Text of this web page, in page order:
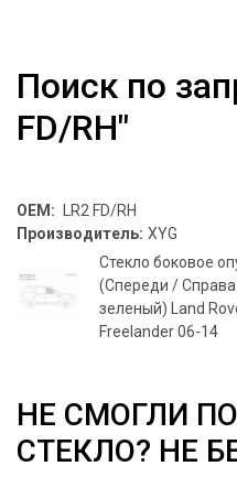
Поиск по
FD/RH"
OEM:
LR2 FD/RH
Производитель: XYG
Стекло боковое
(Спереди /
зеленый) Land
Freelander 06-14
НЕ СМОГЛИ
СТЕКЛО? НЕ